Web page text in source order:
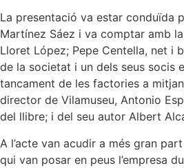
La presentació va estar conduïda
Martínez Sáez i va comptar amb
Lloret López; Pepe Centella, net i
de la societat i un dels seus socis
tancament de les factories a
director de Vilamuseu, Antonio
del llibre; i del seu autor Albert
A l’acte van acudir a més gran
qui van posar en peus l’empresa